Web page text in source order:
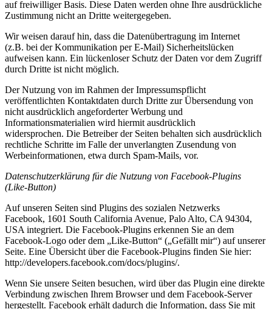
auf freiwilliger Basis. Diese Daten werden ohne Ihre ausdrückliche
Zustimmung nicht an Dritte weitergegeben.
Wir weisen darauf hin, dass die Datenübertragung im Internet
(z.B. bei der Kommunikation per E-Mail) Sicherheitslücken
aufweisen kann. Ein lückenloser Schutz der Daten vor dem Zugriff
durch Dritte ist nicht möglich.
Der Nutzung von im Rahmen der Impressumspflicht
veröffentlichten Kontaktdaten durch Dritte zur Übersendung von
nicht ausdrücklich angeforderter Werbung und
Informationsmaterialien wird hiermit ausdrücklich
widersprochen. Die Betreiber der Seiten behalten sich ausdrücklich
rechtliche Schritte im Falle der unverlangten Zusendung von
Werbeinformationen, etwa durch Spam-Mails, vor.
Datenschutzerklärung für die Nutzung von Facebook-Plugins
(Like-Button)
Auf unseren Seiten sind Plugins des sozialen Netzwerks
Facebook, 1601 South California Avenue, Palo Alto, CA 94304,
USA integriert. Die Facebook-Plugins erkennen Sie an dem
Facebook-Logo oder dem „Like-Button“ („Gefällt mir“) auf unserer
Seite. Eine Übersicht über die Facebook-Plugins finden Sie hier:
http://developers.facebook.com/docs/plugins/.
Wenn Sie unsere Seiten besuchen, wird über das Plugin eine direkte
Verbindung zwischen Ihrem Browser und dem Facebook-Server
hergestellt. Facebook erhält dadurch die Information, dass Sie mit